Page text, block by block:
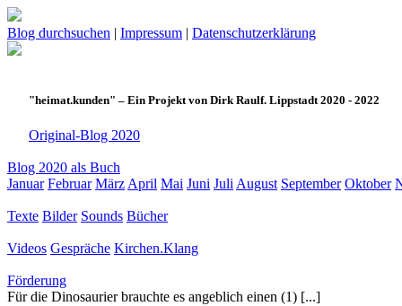
Blog durchsuchen | Impressum | Datenschutzerklärung
"heimat.kunden" – Ein Projekt von Dirk Raulf. Lippstadt 2020 - 2022
Original-Blog 2020
Blog 2020 als Buch
Januar Februar März April Mai Juni Juli August September Oktober
Texte Bilder Sounds Bücher
Videos Gespräche Kirchen.Klang
Förderung
Für die Dinosaurier brauchte es angeblich einen (1) [...]